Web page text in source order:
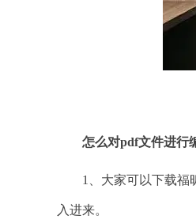
怎么对pdf文件进行
1、大家可以下载福昕
入进来。